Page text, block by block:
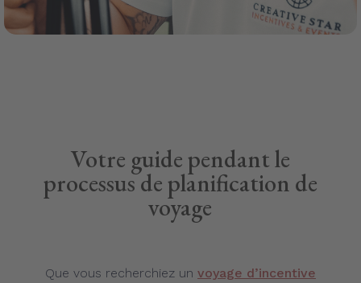
Votre guide pendant le
processus de planification de
voyage
Que vous recherchiez un voyage d’incentive